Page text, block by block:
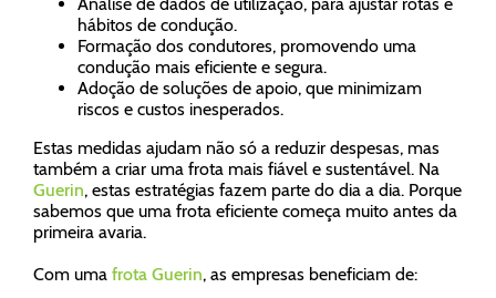
hábitos de condução.
Formação dos condutores, promovendo uma
condução mais eficiente e segura.
Adoção de soluções de apoio, que minimizam
riscos e custos inesperados.
Estas medidas ajudam não só a reduzir despesas, mas
também a criar uma frota mais fiável e sustentável. Na
Guerin, estas estratégias fazem parte do dia a dia. Porque
sabemos que uma frota eficiente começa muito antes da
primeira avaria.
Com uma frota Guerin, as empresas beneficiam de: